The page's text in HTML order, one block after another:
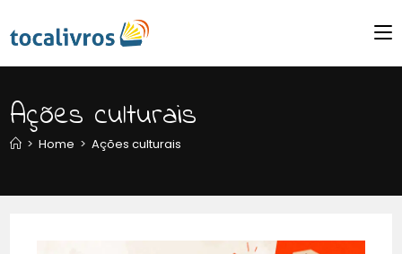
Ações culturais
> Home > Ações culturais